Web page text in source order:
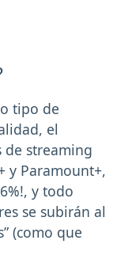
tipo de
el
de streaming
y Paramount+,
y todo
se subirán al
(como que